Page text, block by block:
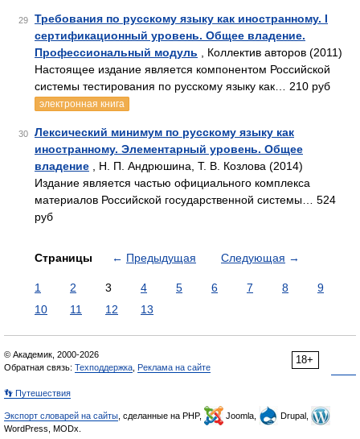
29
Требования по русскому языку как иностранному. I
сертификационный уровень. Общее владение.
Профессиональный модуль , Коллектив авторов (2011)
Настоящее издание является компонентом Российской
системы тестирования по русскому языку как… 210 руб
электронная книга
30
Лексический минимум по русскому языку как
иностранному. Элементарный уровень. Общее
владение , Н. П. Андрюшина, Т. В. Козлова (2014)
Издание является частью официального комплекса
материалов Российской государственной системы… 524
руб
Страницы ← Предыдущая Следующая →
1 2 3 4 5 6 7 8
9
10
11 12 13
18+
© Академик, 2000-2026
Обратная связь: Техподдержка Реклама на сайте
👣 Путешествия
Экспорт словарей на сайты , сделанные на PHP, Joomla,
Drupal,
WordPress, MODx.